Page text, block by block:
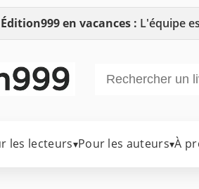
Édition999 en vacances : L'équipe
les lecteurs▾Pour les auteurs▾À